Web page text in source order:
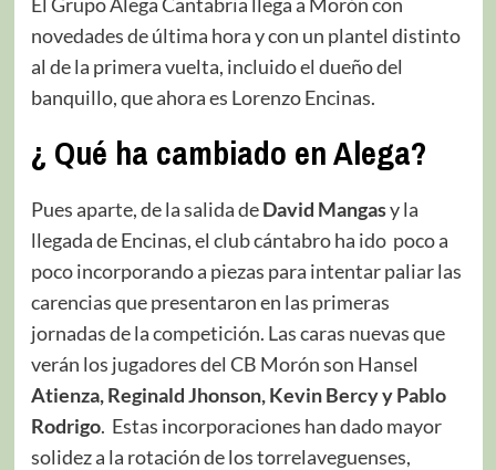
novedades de última hora y con un plantel distinto
al de la primera vuelta, incluido el dueño del
banquillo, que ahora es Lorenzo Encinas.
¿ Qué ha cambiado en Alega?
Pues aparte, de la salida deDavid Mangasy la
llegada de Encinas, el club cántabro ha ido poco a
poco incorporando a piezas para intentar paliar las
carencias que presentaron en las primeras
jornadas de la competición. Las caras nuevas que
verán los jugadores del CB Morón son Hansel
Atienza, Reginald Jhonson, Kevin Bercy y Pablo
Rodrigo. Estas incorporaciones han dado mayor
solidez a la rotación de los torrelaveguenses,